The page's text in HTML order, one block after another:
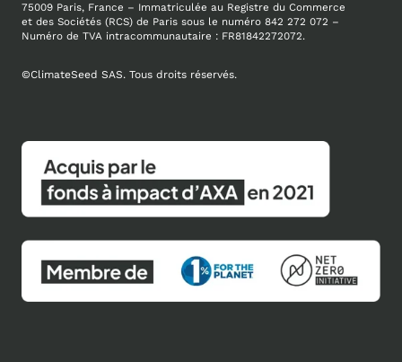
75009 Paris, France – Immatriculée au Registre du Commerce
et des Sociétés (RCS) de Paris sous le numéro 842 272 072 –
Numéro de TVA intracommunautaire : FR81842272072.
©ClimateSeed SAS. Tous droits réservés.